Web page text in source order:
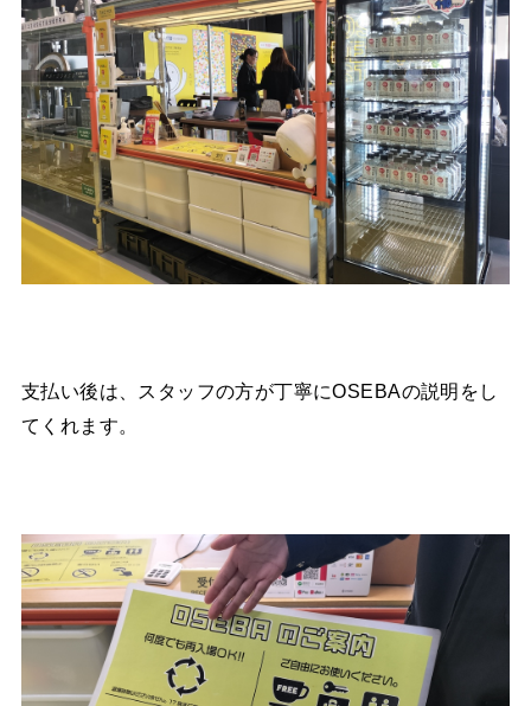
支払い後は、スタッフの方が丁寧にOSEBAの説明をし
てくれます。